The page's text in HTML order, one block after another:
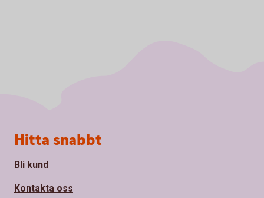
Sidfot
Hitta snabbt
Bli kund
Kontakta oss